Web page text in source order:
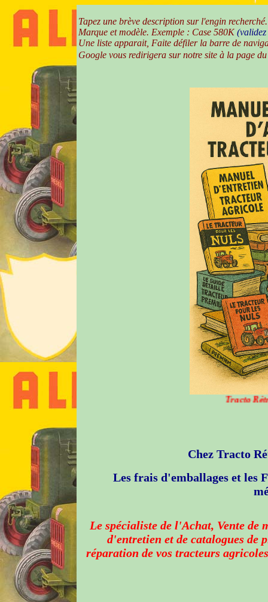
Tapez une brève description sur l'engin
Marque et modèle. Exemple : Case 580K
Une liste apparait, Faite défiler la barre de
Google vous redirigera sur notre site à la page
Tracto Rétro Archives
Chez Tracto
Les frais d'emballages et les
Le spécialiste de l'Achat, Vente de
d'entretien et de catalogues de
réparation de vos tracteurs